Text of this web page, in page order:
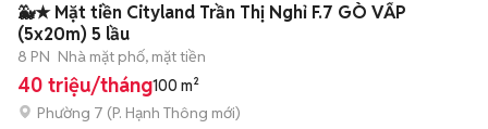
🐳★ Mặt tiền Cityland Trần Thị Nghỉ F.7 GÒ VẤP
(5x20m) 5 lầu
8 PN Nhà mặt phố, mặt tiền
40 triệu/tháng100 m²
Phường 7 (P. Hạnh Thông mới)